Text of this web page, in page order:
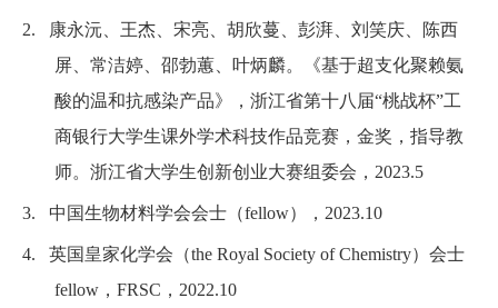
2.
康永沅、王杰、宋亮、胡欣蔓、彭湃、刘笑庆、陈西
屏、常洁婷、邵勃蕙、叶炳麟。
《基于超支化聚赖氨
酸的温和抗感染产品》，浙江省第十八届“桃战杯”工
商银行大学生课外学术科技作品竞赛，金奖，指导教
师。浙江省大学生创新创业大赛组委会， 2023.5
3. 中国生物材料学会会士（fellow）， 2023.10
4. 英国皇家化学会（the Royal Society of Chemistry）会士
fellow ， FRSC ， 2022.10